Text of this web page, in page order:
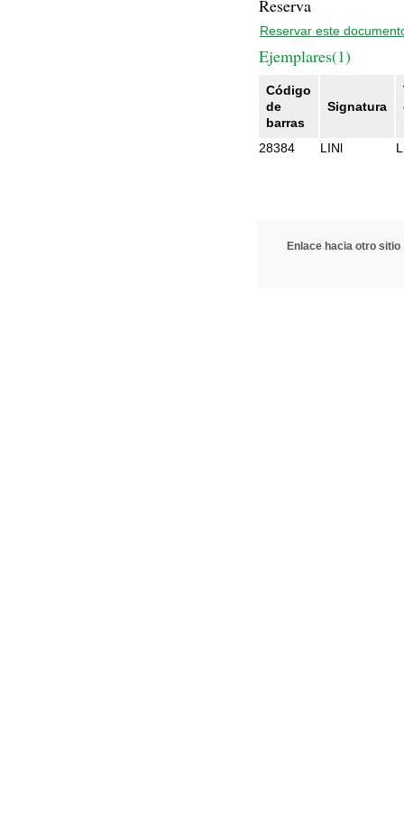
Reserva
Reservar este
Ejemplares(1)
Código
de
barras
Signatura
28384
LINl
Enlace hacia otro sitio